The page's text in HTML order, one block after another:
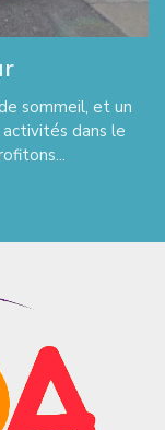
sommeil, et un
dans le